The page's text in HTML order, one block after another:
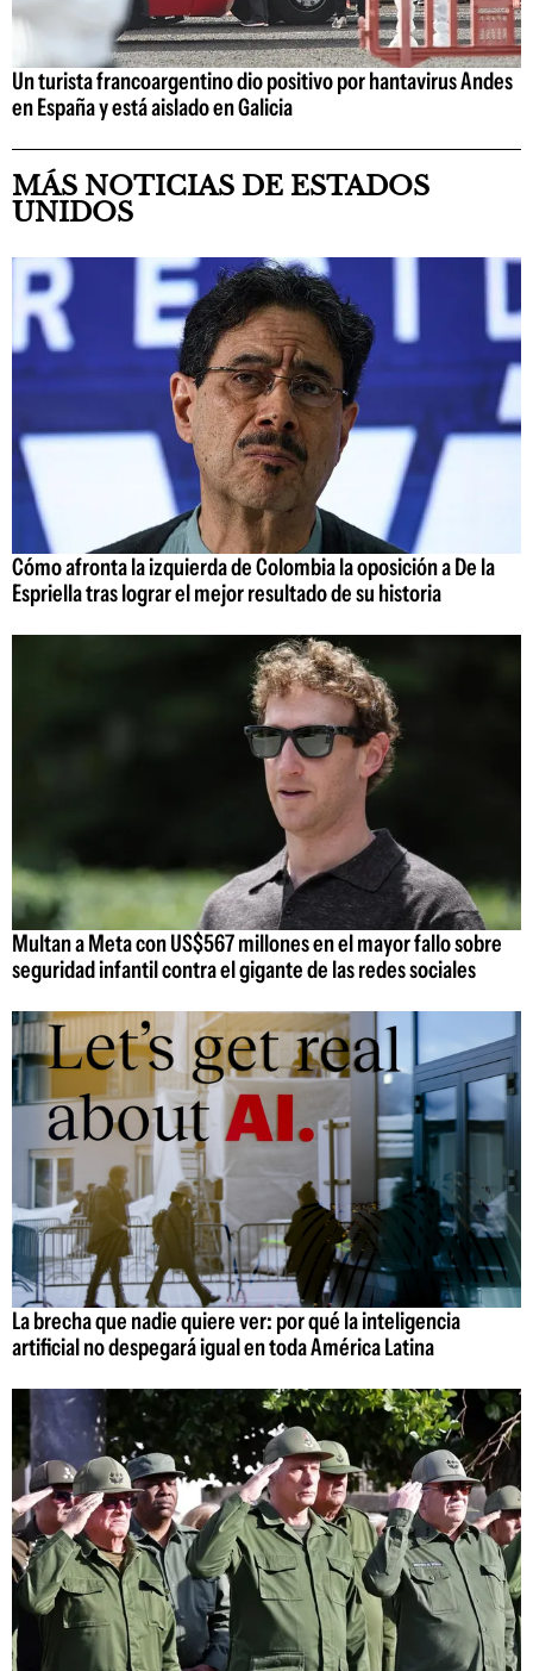
Un turista francoargentino dio positivo por hantavirus Andes
en España y está aislado en Galicia
MÁS NOTICIAS DE ESTADOS
UNIDOS
Cómo afronta la izquierda de Colombia la oposición a De la
Espriella tras lograr el mejor resultado de su historia
Multan a Meta con US$567 millones en el mayor fallo sobre
seguridad infantil contra el gigante de las redes sociales
La brecha que nadie quiere ver: por qué la inteligencia
artificial no despegará igual en toda América Latina